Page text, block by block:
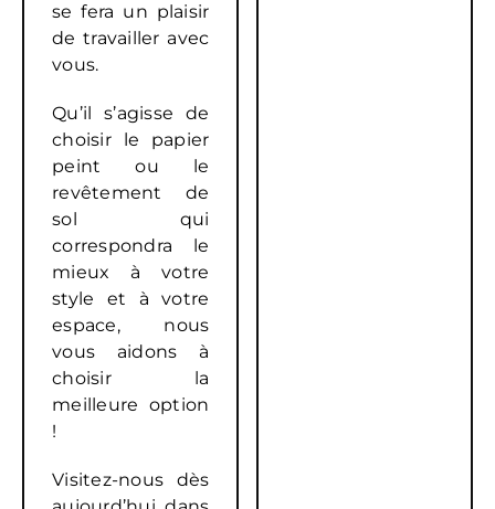
se fera un plaisir
de travailler avec
vous.
Qu’il s’agisse de
choisir le papier
peint ou le
revêtement de
sol qui
correspondra le
mieux à votre
style et à votre
espace, nous
vous aidons à
choisir la
meilleure option
!
Visitez-nous dès